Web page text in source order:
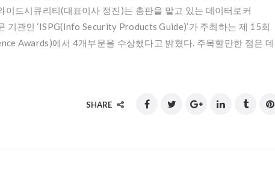
이드시큐리티(대표이사 정진)는 총판을 맡고 있는 데이터로커
관인 ‘ISPG(Info Security Products Guide)’가 주최하는 제 15회
Awards)에서 4개부문을 수상했다고 밝혔다. 주목할만한 점은 데
SHARE